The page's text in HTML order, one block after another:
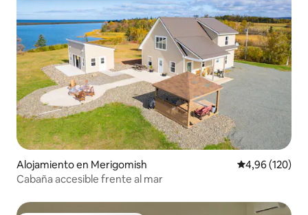
Alojamiento en Merigomish Calificación
4,96 (120)
Cabaña accesible frente al mar